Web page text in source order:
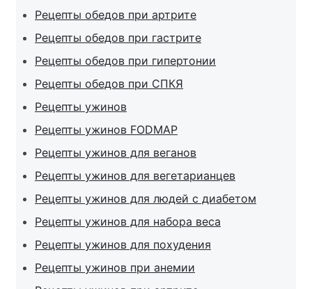
Рецепты обедов при артрите
Рецепты обедов при гастрите
Рецепты обедов при гипертонии
Рецепты обедов при СПКЯ
Рецепты ужинов
Рецепты ужинов FODMAP
Рецепты ужинов для веганов
Рецепты ужинов для вегетарианцев
Рецепты ужинов для людей с диабетом
Рецепты ужинов для набора веса
Рецепты ужинов для похудения
Рецепты ужинов при анемии